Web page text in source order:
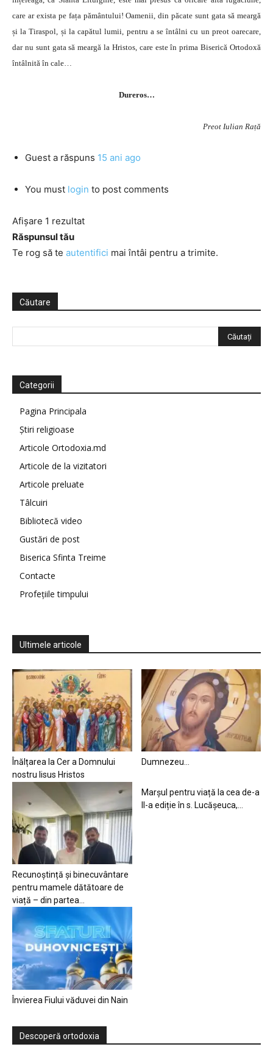
care ar exista pe fața pământului! Oamenii, din păcate sunt gata să meargă
și la Tiraspol, și la capătul lumii, pentru a se întâlni cu un preot oarecare,
dar nu sunt gata să meargă la Hristos, care este în prima Biserică Ortodoxă
întâlnită în cale…
Dureros…
Preot Iulian Rață
Guest a răspuns 15 ani ago
You must login to post comments
Afișare 1 rezultat
Răspunsul tău
Te rog să te autentifici mai întâi pentru a trimite.
Căutare
Categorii
Pagina Principala
Știri religioase
Articole Ortodoxia.md
Articole de la vizitatori
Articole preluate
Tâlcuiri
Bibliotecă video
Gustări de post
Biserica Sfinta Treime
Contacte
Profețiile timpului
Ultimele articole
Înălțarea la Cer a Domnului
nostru Iisus Hristos
Dumnezeu…
Recunoștință și binecuvântare
pentru mamele dătătoare de
viață – din partea...
Marșul pentru viață la cea de-a
II-a ediție în s. Lucășeuca,...
Învierea Fiului văduvei din Nain
Descoperă ortodoxia